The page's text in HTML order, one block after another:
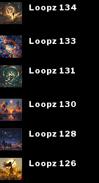
Loopz 134
Loopz 133
Loopz 131
Loopz 130
Loopz 128
Loopz 126